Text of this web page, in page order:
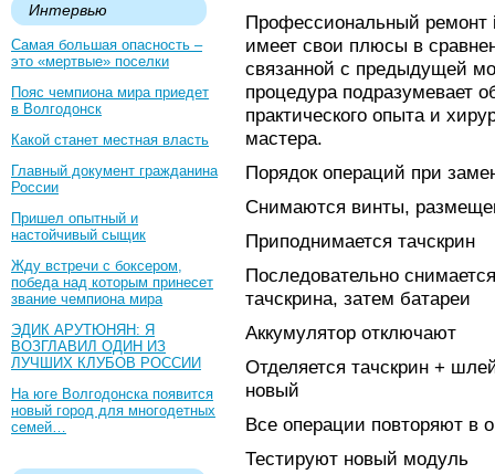
Интервью
Самая большая опасность –
это «мертвые» поселки
Пояс чемпиона мира приедет
в Волгодонск
Какой станет местная власть
Главный документ гражданина
России
Пришел опытный и
настойчивый сыщик
Жду встречи с боксером,
победа над которым принесет
звание чемпиона мира
ЭДИК АРУТЮНЯН: Я
ВОЗГЛАВИЛ ОДИН ИЗ
ЛУЧШИХ КЛУБОВ РОССИИ
На юге Волгодонска появится
новый город для многодетных
семей…
Профессиональный ремонт
имеет свои плюсы в
связанной с предыдущей
процедура подразумевает
практического опыта и
мастера.
Порядок операций при
Снимаются винты,
Приподнимается тачскрин
Последовательно
тачскрина, затем батареи
Аккумулятор отключают
Отделяется тачскрин +
новый
Все операции повторяют в
Тестируют новый модуль